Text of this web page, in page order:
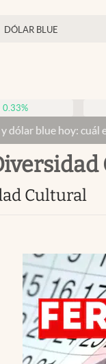
DÓLAR BLUE
cuál es la
Cultural